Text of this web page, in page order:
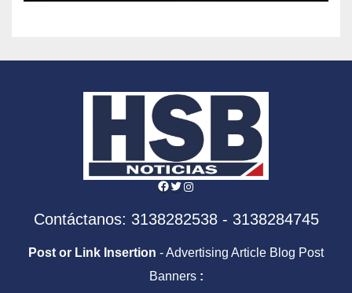
Facebook
Twitter
Instagram
Contáctanos: 3138282538 - 3138284745
Post or Link Insertion - Advertising Article Blog Post
Banners :